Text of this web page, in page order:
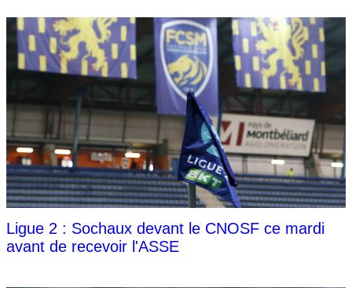
Ligue 2 : Sochaux devant le CNOSF ce mardi
avant de recevoir l'ASSE